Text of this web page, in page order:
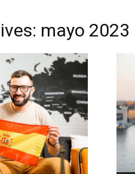
mayo 2023